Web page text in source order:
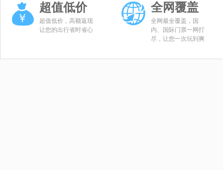
狮子山公园 湄江揽月古道 娄底本地玩乐 娄底大
超值低价
超值低价，高额返现
让您的出行省时省心
全网覆盖
全网最全覆盖，国
内、国际门票一网打
尽，让您一次玩到爽